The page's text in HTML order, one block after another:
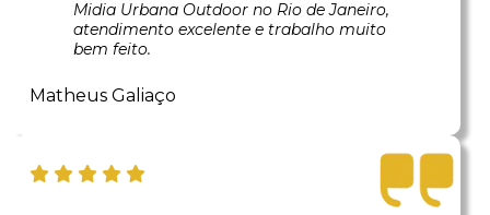
Midia Urbana Outdoor no Rio de Janeiro,
atendimento excelente e trabalho muito
bem feito.
Matheus Galiaço